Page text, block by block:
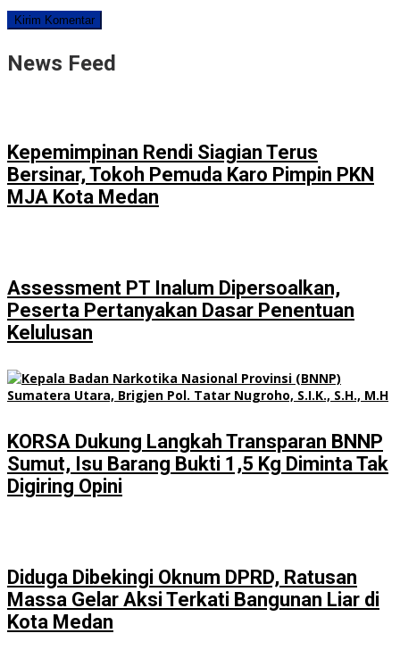
News Feed
Kepemimpinan Rendi Siagian Terus
Bersinar, Tokoh Pemuda Karo Pimpin PKN
MJA Kota Medan
Assessment PT Inalum Dipersoalkan,
Peserta Pertanyakan Dasar Penentuan
Kelulusan
KORSA Dukung Langkah Transparan BNNP
Sumut, Isu Barang Bukti 1,5 Kg Diminta Tak
Digiring Opini
Diduga Dibekingi Oknum DPRD, Ratusan
Massa Gelar Aksi Terkati Bangunan Liar di
Kota Medan